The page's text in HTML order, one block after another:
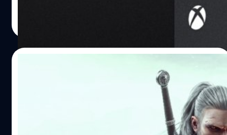
The Witcher 3: Wild Hunt Complete
Edition จะวางจำหน่ายปลายปี ค.ศ. 2022
หลังจากประกาศขอเลื่อนวางจำหน่ายออกไปช่วงกลางปี
สำหรับ The Witcher 3: Wild Hunt เวอร์ชันคอนโซลรุ่นใหม่